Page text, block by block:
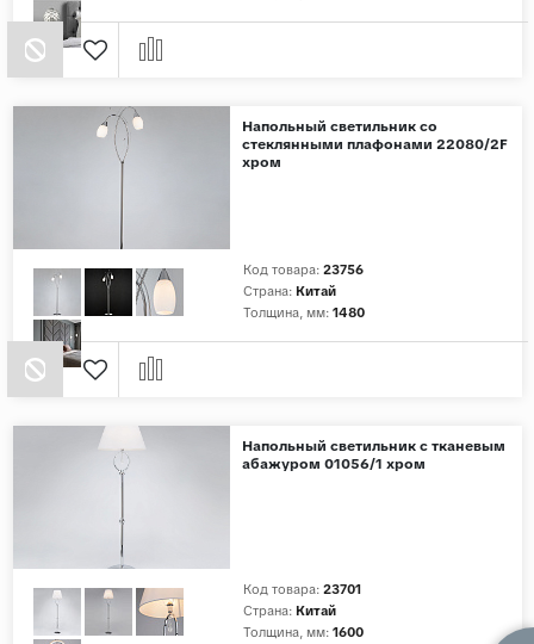
Напольный светильник со
стеклянными плафонами 22080/2F
хром
Код товара: 23756
Страна: Китай
Толщина, мм: 1480
Напольный светильник с тканевым
абажуром 01056/1 хром
Код товара: 23701
Страна: Китай
Толщина, мм: 1600